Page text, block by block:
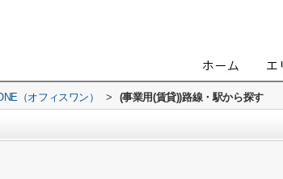
（オフィスワン） > (事業用(賃貸))路線・駅から探す